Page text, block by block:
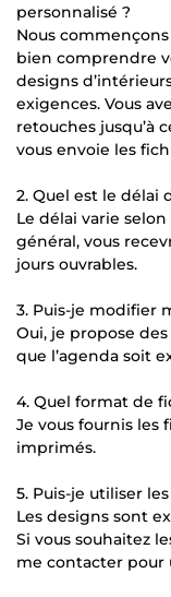
personnalisé ?
Nous
bien comprendre
designs
exigences. Vous
retouches jusqu’à
vous envoie les
2. Quel est le délai
Le délai varie
général, vous
jours ouvrables.
3. Puis-je modifier
Oui, je propose
que l’agenda soit
4. Quel format de
Je vous fournis les
imprimés.
5. Puis-je utiliser
Les designs sont
Si vous souhaitez
me contacter pour